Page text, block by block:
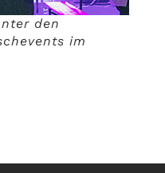
den
im